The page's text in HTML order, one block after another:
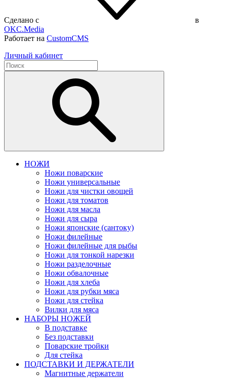
Сделано с
в
OKC.Media
Работает на CustomCMS
Личный кабинет
НОЖИ
Ножи поварские
Ножи универсальные
Ножи для чистки овощей
Ножи для томатов
Ножи для масла
Ножи для сыра
Ножи японские (сантоку)
Ножи филейные
Ножи филейные для рыбы
Ножи для тонкой нарезки
Ножи разделочные
Ножи обвалочные
Ножи для хлеба
Ножи для рубки мяса
Ножи для стейка
Вилки для мяса
НАБОРЫ НОЖЕЙ
В подставке
Без подставки
Поварские тройки
Для стейка
ПОДСТАВКИ И ДЕРЖАТЕЛИ
Магнитные держатели